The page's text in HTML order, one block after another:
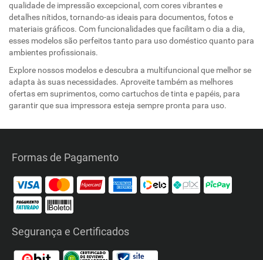
qualidade de impressão excepcional, com cores vibrantes e
detalhes nítidos, tornando-as ideais para documentos, fotos e
materiais gráficos. Com funcionalidades que facilitam o dia a dia,
esses modelos são perfeitos tanto para uso doméstico quanto para
ambientes profissionais.
Explore nossos modelos e descubra a multifuncional que melhor se
adapta às suas necessidades. Aproveite também as melhores
ofertas em suprimentos, como cartuchos de tinta e papéis, para
garantir que sua impressora esteja sempre pronta para uso.
Formas de Pagamento
Segurança e Certificados